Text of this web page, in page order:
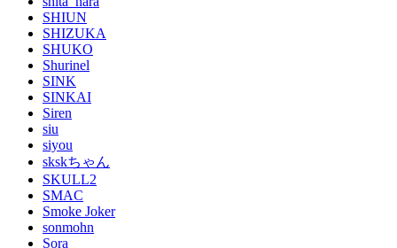
SHIUN
SHIZUKA
SHUKO
Shurinel
SINK
SINKAI
Siren
siu
siyou
skskちゃん
SKULL2
SMAC
Smoke Joker
sonmohn
Sora